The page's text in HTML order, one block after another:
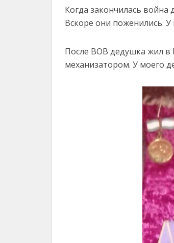
Когда закончилась
Вскоре они поженились.
После ВОВ дедушка жил в
механизатором. У моего